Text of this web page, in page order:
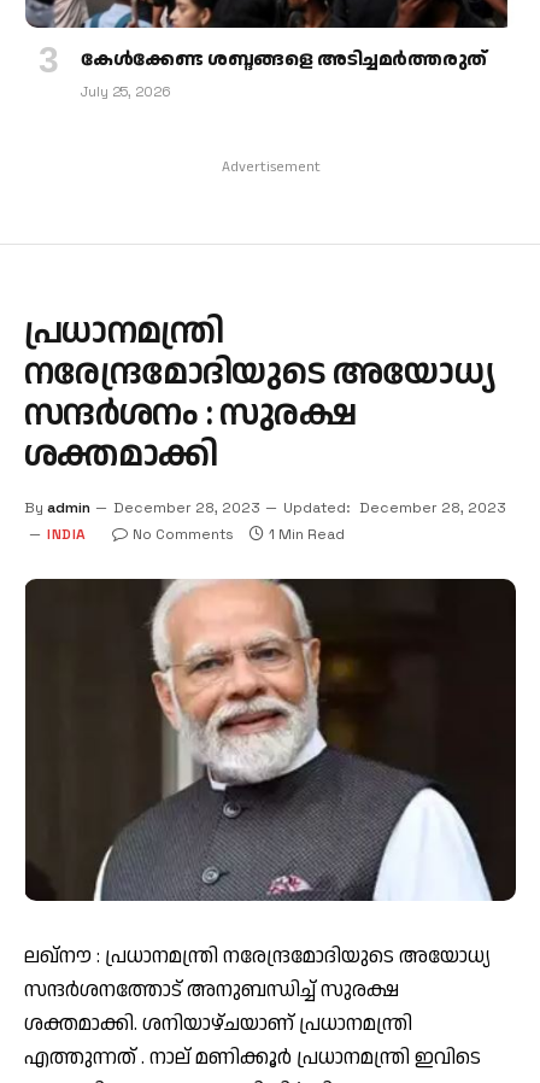
കേള്‍ക്കേണ്ട ശബ്ദങ്ങളെ അടിച്ചമര്‍ത്തരുത്
July 25, 2026
Advertisement
പ്രധാനമന്ത്രി
നരേന്ദ്രമോദിയുടെ അയോധ്യ
സന്ദര്‍ശനം : സുരക്ഷ
ശക്തമാക്കി
By admin December 28, 2023 Updated: December 28, 2023
INDIA
No Comments 1 Min Read
ലഖ്‌നൗ : പ്രധാനമന്ത്രി നരേന്ദ്രമോദിയുടെ അയോധ്യ
സന്ദര്‍ശനത്തോട് അനുബന്ധിച്ച് സുരക്ഷ
ശക്തമാക്കി. ശനിയാഴ്ചയാണ് പ്രധാനമന്ത്രി
എത്തുന്നത് . നാല് മണിക്കൂര്‍ പ്രധാനമന്ത്രി ഇവിടെ